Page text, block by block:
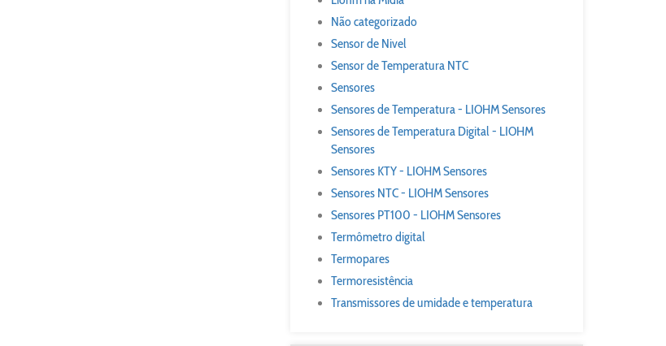
Não categorizado
Sensor de Nivel
Sensor de Temperatura NTC
Sensores
Sensores de Temperatura - LIOHM Sensores
Sensores de Temperatura Digital - LIOHM
Sensores
Sensores KTY - LIOHM Sensores
Sensores NTC - LIOHM Sensores
Sensores PT100 - LIOHM Sensores
Termômetro digital
Termopares
Termoresistência
Transmissores de umidade e temperatura